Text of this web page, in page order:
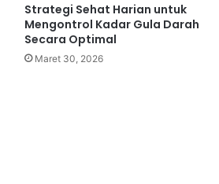
Strategi Sehat Harian untuk
Mengontrol Kadar Gula Darah
Secara Optimal
Maret 30, 2026